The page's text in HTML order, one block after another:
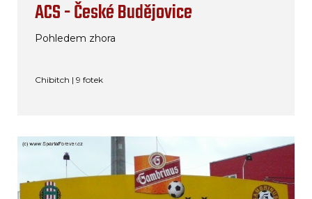
ACS - České Budějovice
Pohledem zhora
Chibitch | 9 fotek